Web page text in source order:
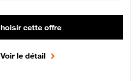
cette offre
Voir le détail